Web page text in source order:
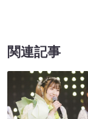
関連記事